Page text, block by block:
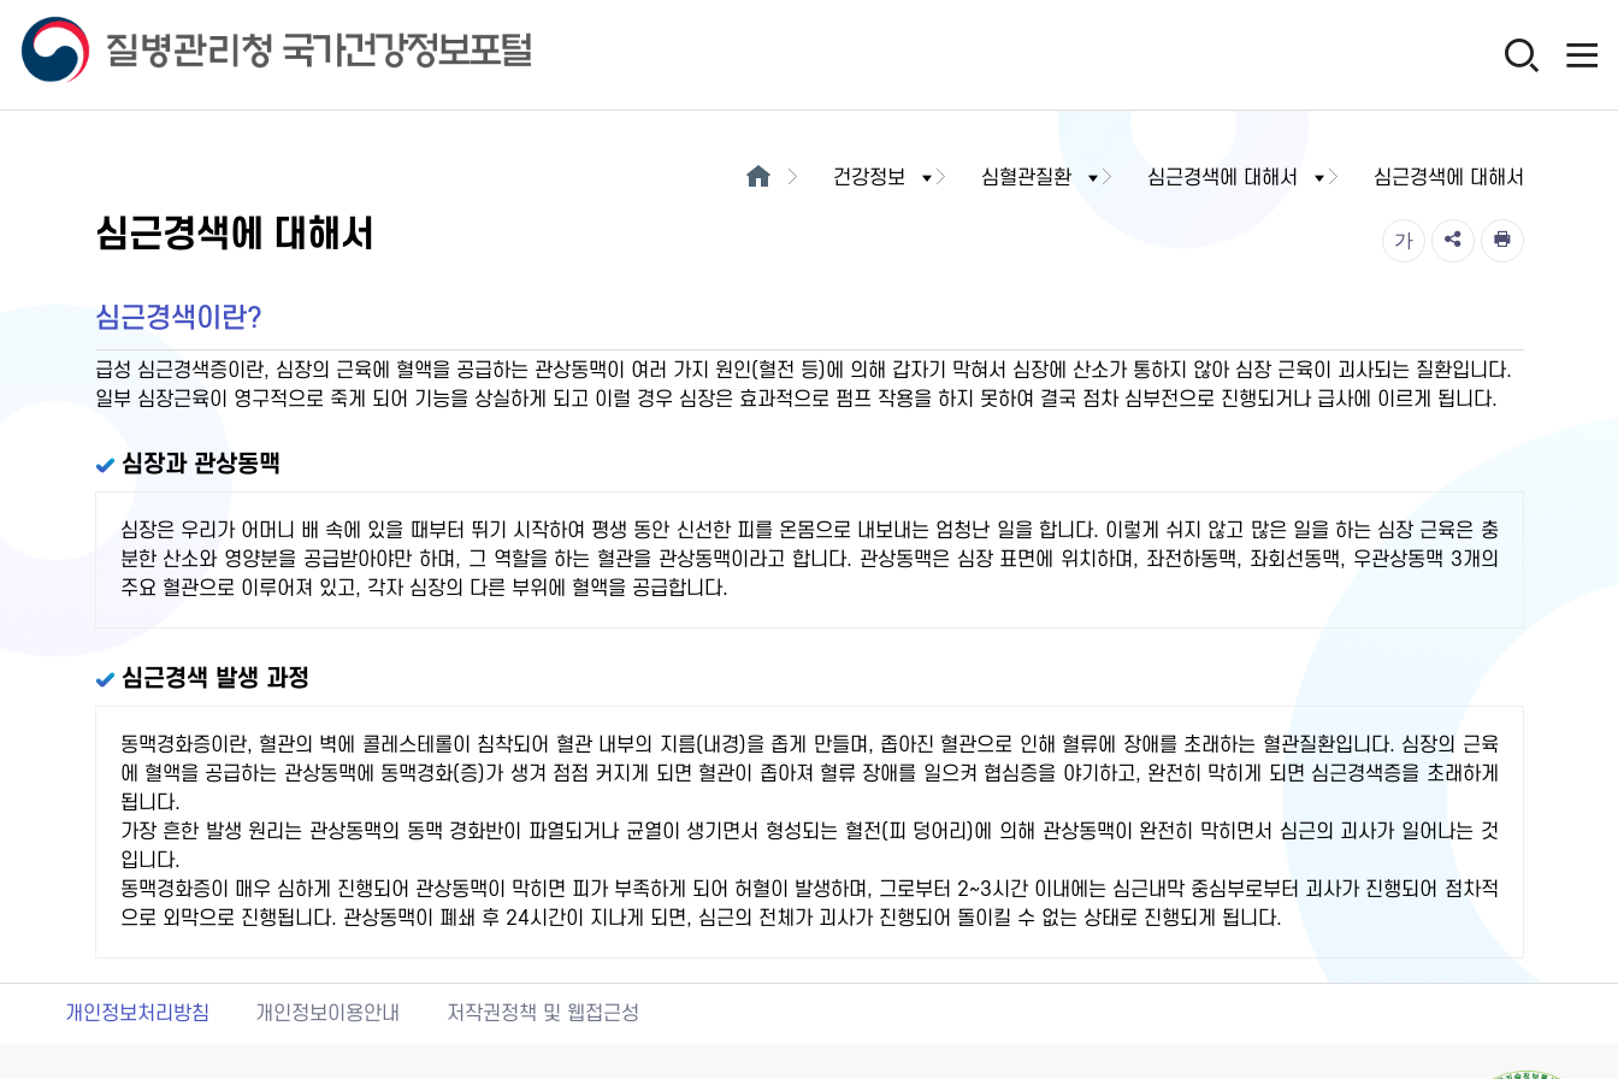
건강정보 심혈관질환 심근경색에 대해서 심근경색에 대해서
심근경색에 대해서 가
심근경색이란?
급성 심근경색증이란, 심장의 근육에 혈액을 공급하는 관상동맥이 여러 가지 원인(혈전 등)에 의해 갑자기 막혀서 심장에 산소가 통하지 않아 심장 근육이 괴사되는 질환입니다.
일부 심장근육이 영구적으로 죽게 되어 기능을 상실하게 되고 이럴 경우 심장은 효과적으로 펌프 작용을 하지 못하여 결국 점차 심부전으로 진행되거나 급사에 이르게 됩니다.
심장과 관상동맥
심장은 우리가 어머니 배 속에 있을 때부터 뛰기 시작하여 평생 동안 신선한 피를 온몸으로 내보내는 엄청난 일을 합니다. 이렇게 쉬지 않고 많은 일을 하는 심장 근육은 충
분한 산소와 영양분을 공급받아야만 하며, 그 역할을 하는 혈관을 관상동맥이라고 합니다. 관상동맥은 심장 표면에 위치하며, 좌전하동맥, 좌회선동맥, 우관상동맥 3개의
주요 혈관으로 이루어져 있고, 각자 심장의 다른 부위에 혈액을 공급합니다.
심근경색 발생 과정
동맥경화증이란, 혈관의 벽에 콜레스테롤이 침착되어 혈관 내부의 지름(내경)을 좁게 만들며, 좁아진 혈관으로 인해 혈류에 장애를 초래하는 혈관질환입니다. 심장의 근육
에 혈액을 공급하는 관상동맥에 동맥경화(증)가 생겨 점점 커지게 되면 혈관이 좁아져 혈류 장애를 일으켜 협심증을 야기하고, 완전히 막히게 되면 심근경색증을 초래하게
됩니다.
가장 흔한 발생 원리는 관상동맥의 동맥 경화반이 파열되거나 균열이 생기면서 형성되는 혈전(피 덩어리)에 의해 관상동맥이 완전히 막히면서 심근의 괴사가 일어나는 것
입니다.
동맥경화증이 매우 심하게 진행되어 관상동맥이 막히면 피가 부족하게 되어 허혈이 발생하며, 그로부터 2~3시간 이내에는 심근내막 중심부로부터 괴사가 진행되어 점차적
으로 외막으로 진행됩니다. 관상동맥이 폐쇄 후 24시간이 지나게 되면, 심근의 전체가 괴사가 진행되어 돌이킬 수 없는 상태로 진행되게 됩니다.
개인정보처리방침 개인정보이용안내 저작권정책 및 웹접근성